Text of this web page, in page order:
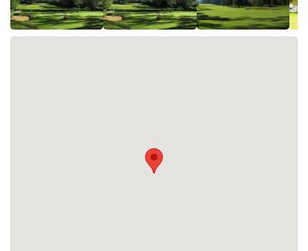
Le Nuwara Eliya Golf Club propose les services suivants :
hébergement, restaurants. Un practice est également à
votre disposition.